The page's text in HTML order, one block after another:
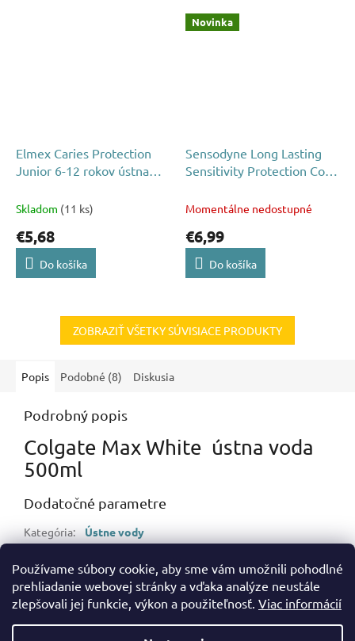
Používame súbory cookie, aby sme vám umožnili pohodlné
prehliadanie webovej stránky a vďaka analýze neustále
zlepšovali jej funkcie, výkon a použiteľnosť. Viac informácií
Elmex Caries Protection
Junior 6-12 rokov ústna
Skladom (11 ks)
€5,68
Do košíka
Novinka
Sensodyne Long Lasting
Sensitivity Protection Cool
Momentálne nedostupné
€6,99
Do košíka
ZOBRAZIŤ VŠETKY SÚVISIACE PRODUKTY
Popis Podobné (8) Diskusia
Podrobný popis
Colgate Max White ústna voda
500ml
Dodatočné parametre
Kategória:
Ústne vody
EAN: 8718951034808